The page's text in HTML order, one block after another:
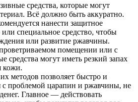
средства, которые могут
Всё должно быть аккуратно.
нанести защитное
специальное средство, чтобы
или развитие ржавчины.
помещении или с
средства могут иметь резкий запах
кожи.
методов позволяет быстро и
с проблемой царапин и ржавчины, не
Главное — действовать